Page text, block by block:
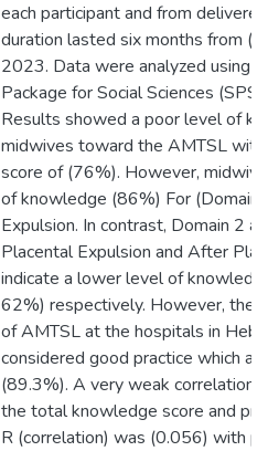
each participant and from
duration lasted six months from
2023. Data were analyzed using
Package for Social Sciences
Results showed a poor level of
midwives toward the AMTSL
score of (76%). However,
of knowledge (86%) For (Domain
Expulsion. In contrast, Domain 2
Placental Expulsion and After
indicate a lower level of
62%) respectively. However, the
of AMTSL at the hospitals in
considered good practice which
(89.3%). A very weak correlation
the total knowledge score and
R (correlation) was (0.056) with